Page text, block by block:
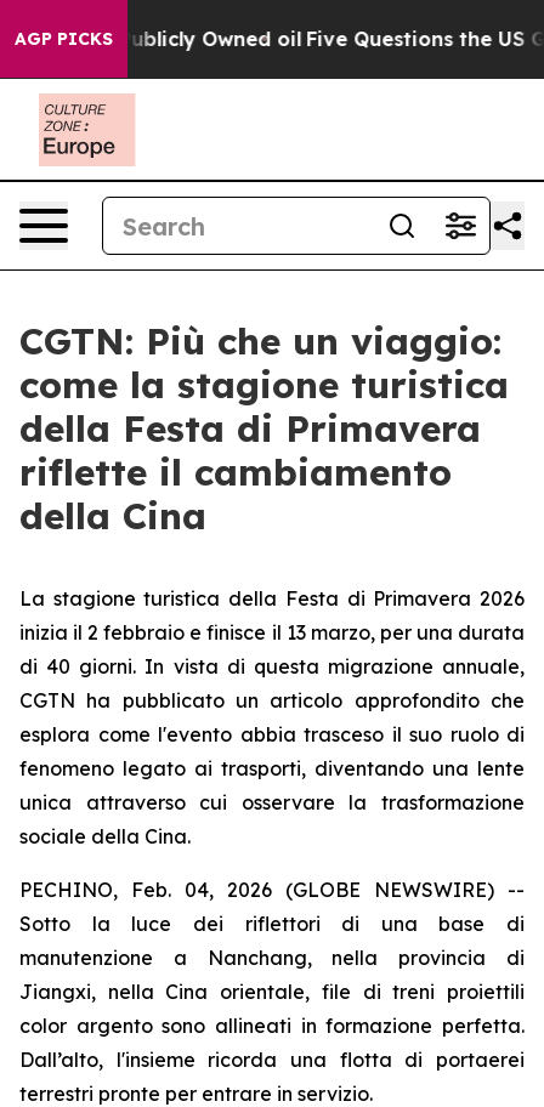
AGP PICKS
on Publicly Owned oil Five Questions the US
CGTN: Più che un viaggio:
come la stagione turistica
della Festa di Primavera
riflette il cambiamento
della Cina
La stagione turistica della Festa di Primavera 2026
inizia il 2 febbraio e finisce il 13 marzo, per una durata
di 40 giorni. In vista di questa migrazione annuale,
CGTN ha pubblicato un articolo approfondito che
esplora come l'evento abbia trasceso il suo ruolo di
fenomeno legato ai trasporti, diventando una lente
unica attraverso cui osservare la trasformazione
sociale della Cina.
PECHINO, Feb. 04, 2026 (GLOBE NEWSWIRE) --
Sotto la luce dei riflettori di una base di
manutenzione a Nanchang, nella provincia di
Jiangxi, nella Cina orientale, file di treni proiettili
color argento sono allineati in formazione perfetta.
Dall’alto, l'insieme ricorda una flotta di portaerei
terrestri pronte per entrare in servizio.